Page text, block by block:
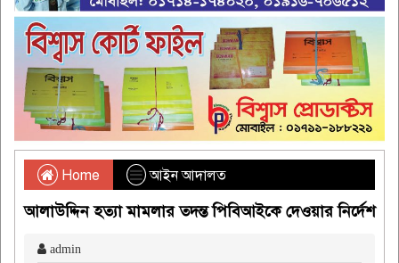
Home আইন আদালত
আলাউদ্দিন হত্যা মামলার তদন্ত পিবিআইকে দেওয়ার নির্দেশ
admin